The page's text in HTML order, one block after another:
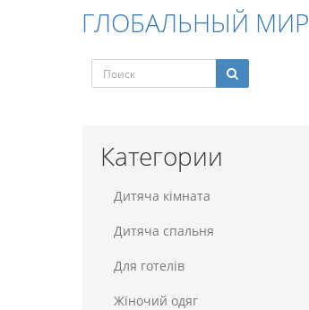
ГЛОБАЛЬНЫЙ МИР
Категории
Дитяча кімната
Дитяча спальня
Для готелiв
Жіночий одяг